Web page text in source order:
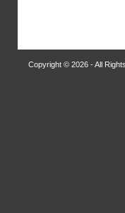
Copyright © 2026 - All